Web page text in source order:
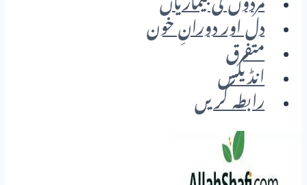
مردوں کی بیماریاں
دل اور دورانِ خون
متفرق
انڈیکس
رابطہ کریں